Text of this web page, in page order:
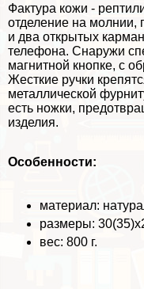
Фактура кожи -
отделение на молнии,
и два открытых
телефона. Снаружи
магнитной кнопке, с
Жесткие ручки
металлической
есть ножки,
изделия.
Особенности:
материал:
размеры:
вес: 800 г.